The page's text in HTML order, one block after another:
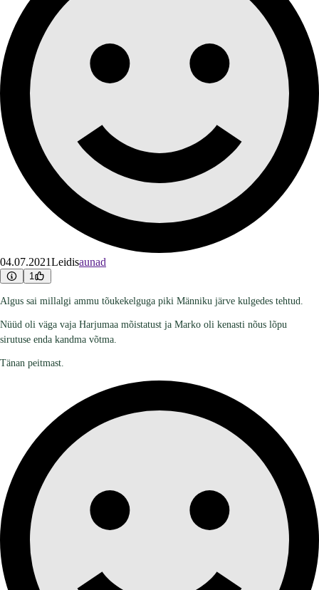
04.07.2021Leidisaunad
1
Algus sai millalgi ammu tõukekelguga piki Männiku järve kulgedes tehtud.
Nüüd oli väga vaja Harjumaa mõistatust ja Marko oli kenasti nõus lõpu
sirutuse enda kandma võtma.
Tänan peitmast.